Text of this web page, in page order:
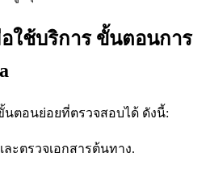
ใช้บริการ ขั้นตอนการ
นตอนย่อยที่ตรวจสอบได้ ดังนี้:
ะตรวจเอกสารต้นทาง.